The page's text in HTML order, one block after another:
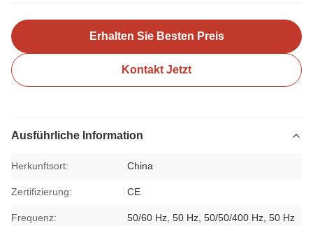
Erhalten Sie Besten Preis
Kontakt Jetzt
Ausführliche Information
Herkunftsort: China
Zertifizierung: CE
Frequenz:
50/60 Hz, 50 Hz, 50/50/400 Hz, 50 Hz